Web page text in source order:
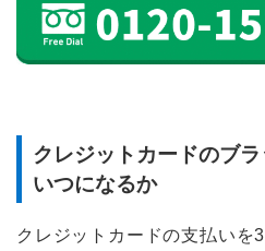
クレジットカードのブ
いつになるか
クレジットカードの支払いを